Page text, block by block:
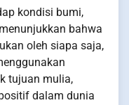
kondisi bumi,
bahwa
oleh siapa saja,
tujuan mulia,
dalam dunia